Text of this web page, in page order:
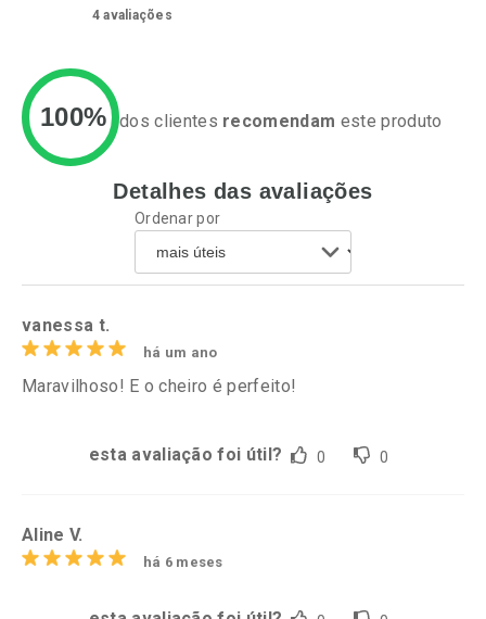
Ativar Desconto
Comprar sem Desconto
Por R$ 37,25/cada
Comprar sem Desconto
Ativar Desconto
Comprar sem Desconto
Por R$ 28,79/cada
Por R$ 28,79/cada
4 avaliações
100% dos clientes recomendam este produto
Detalhes das avaliações
Ordenar por
vanessa t.
há um ano
Maravilhoso! E o cheiro é perfeito!
esta avaliação foi útil? 0 0
Aline V.
há 6 meses